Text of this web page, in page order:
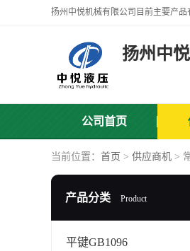
扬州中
公司首页
当前位置： 首页 > 供应商机 >
产品分类 Product
平键GB1096